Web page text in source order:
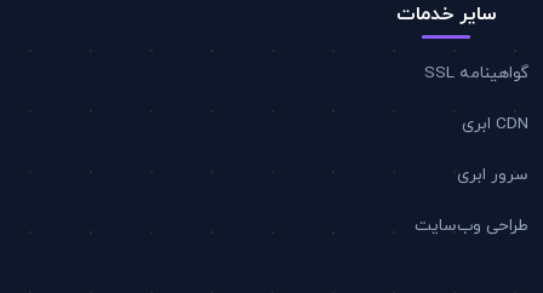
سایر خدمات
گواهینامه SSL
CDN ابری
سرور ابری
طراحی وب‌سایت